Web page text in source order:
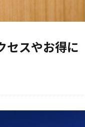
セスやお得に